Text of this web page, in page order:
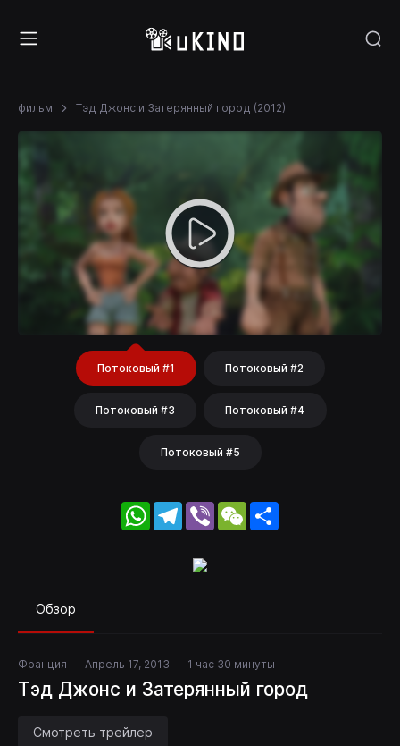
фильм Тэд Джонс и Затерянный город (2012)
Потоковый #1 Потоковый #2
Потоковый #3 Потоковый #4
Потоковый #5
WhatsApp
Telegram
Viber WeChat
Обзор
Франция Апрель 17, 2013 1 час 30 минуты
Тэд Джонс и Затерянный город
Смотреть трейлер